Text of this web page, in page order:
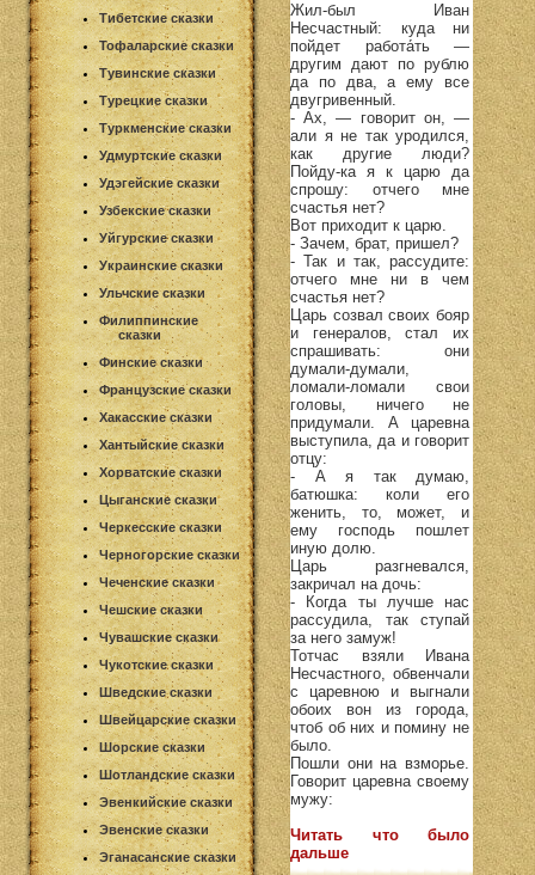
Тибетские сказки
Тофаларские сказки
Тувинские сказки
Турецкие сказки
Туркменские сказки
Удмуртские сказки
Удэгейские сказки
Узбекские сказки
Уйгурские сказки
Украинские сказки
Ульчские сказки
Филиппинские
сказки
Финские сказки
Французские сказки
Хакасские сказки
Хантыйские сказки
Хорватские сказки
Цыганские сказки
Черкесские сказки
Черногорские сказки
Чеченские сказки
Чешские сказки
Чувашские сказки
Чукотские сказки
Шведские сказки
Швейцарские сказки
Шорские сказки
Шотландские сказки
Эвенкийские сказки
Эвенские сказки
Эганасанские сказки
Жил-был Иван
Несчастный: куда ни
пойдет работа́ть —
другим дают по рублю
да по два, а ему все
двугривенный.
- Ах, — говорит он, —
али я не так уродился,
как другие люди?
Пойду-ка я к царю да
спрошу: отчего мне
счастья нет?
Вот приходит к царю.
- Зачем, брат, пришел?
- Так и так, рассудите:
отчего мне ни в чем
счастья нет?
Царь созвал своих бояр
и генералов, стал их
спрашивать: они
думали-думали,
ломали-ломали свои
головы, ничего не
придумали. А царевна
выступила, да и говорит
отцу:
- А я так думаю,
батюшка: коли его
женить, то, может, и
ему господь пошлет
иную долю.
Царь разгневался,
закричал на дочь:
- Когда ты лучше нас
рассудила, так ступай
за него замуж!
Тотчас взяли Ивана
Несчастного, обвенчали
с царевною и выгнали
обоих вон из города,
чтоб об них и помину не
было.
Пошли они на взморье.
Говорит царевна своему
мужу:
Читать что было
дальше